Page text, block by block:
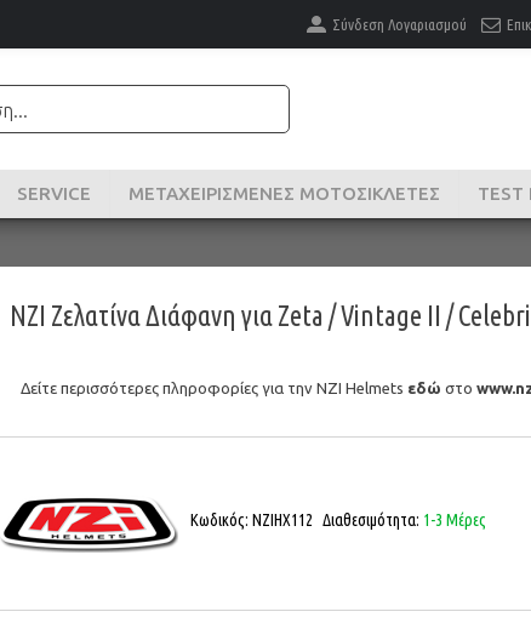
Σύνδεση Λογαριασμού
SERVICE ΜΕΤΑΧΕΙΡΙΣΜΈΝΕΣ ΜΟΤΟΣΙΚΛΈΤΕΣ TEST
NZI Ζελατίνα Διάφανη για Zeta / Vintage II /
Δείτε περισσότερες πληροφορίες για την NZI Helmets εδώ στο
Κωδικός: NZIHX112 Διαθεσιμότητα: 1-3 Μέρες